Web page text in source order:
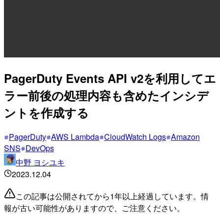
PagerDuty Events API v2を利用してエ
ラー前後の処理内容も含めたインシデ
ントを作成する
PagerDuty AWS Lambda CloudWatch Logs Amazon
SNS DevOps
中野 ヨシユキ
2023.12.04
この記事は公開されてから1年以上経過しています。情
報が古い可能性がありますので、ご注意ください。